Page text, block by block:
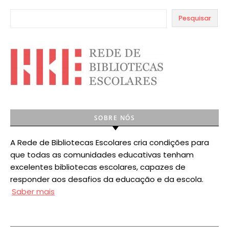
Pesquisar
SOBRE NÓS
A Rede de Bibliotecas Escolares cria condições para
que todas as comunidades educativas tenham
excelentes bibliotecas escolares, capazes de
responder aos desafios da educação e da escola.
Saber mais